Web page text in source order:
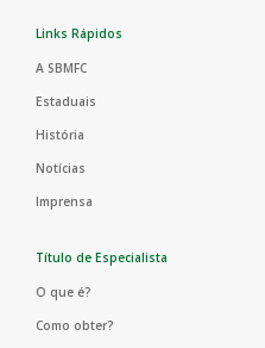
Links Rápidos
A SBMFC
Estaduais
História
Notícias
Imprensa
Título de Especialista
O que é?
Como obter?